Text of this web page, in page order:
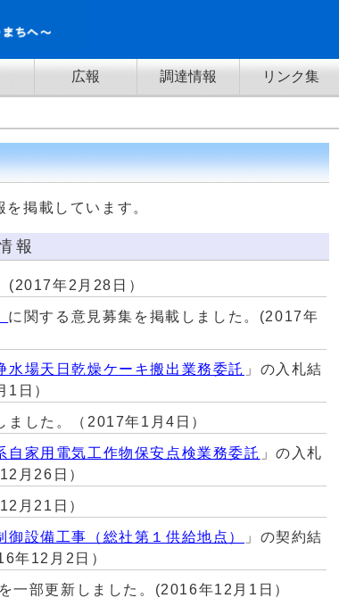
広報 調達情報 リンク集
掲載しています。
報
(2017年2月28日）
に関する意見募集を掲載しました。(2017年
水場天日乾燥ケーキ搬出業務委託 」の入札結
日）
ました。（2017年1月4日）
自家用電気工作物保安点検業務委託 」の入札
月26日）
月21日）
設備工事（総社第１供給地点）
」の契約結
年12月2日）
を一部更新しました。(2016年12月1日）